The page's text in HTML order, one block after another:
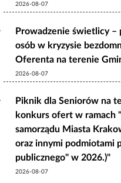
2026-08-07
Prowadzenie świetlicy –
osób w kryzysie
Oferenta na terenie
2026-08-07
Piknik dla Seniorów na
konkurs ofert w ramach
samorządu Miasta
oraz innymi podmiotami
publicznego" w 2026.)"
2026-08-07